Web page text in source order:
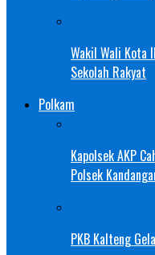
Wakil Wali Kota
Sekolah Rakyat
Polkam
Kapolsek AKP
Polsek
PKB Kalteng